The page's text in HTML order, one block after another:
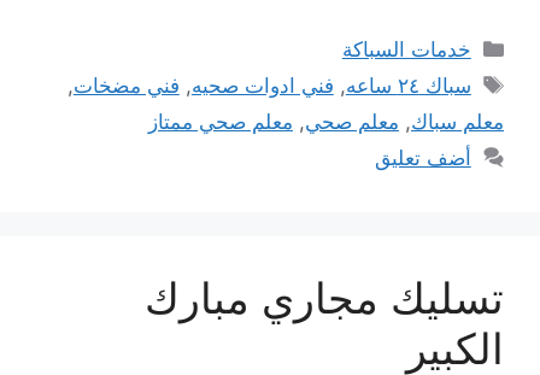
التصنيفات
خدمات السباكة
الوسوم
سباك ٢٤ ساعه , فني ادوات صحيه, فني مضخات,
معلم سباك, معلم صحي, معلم صحي ممتاز
أضف تعليق
تسليك مجاري مبارك
الكبير